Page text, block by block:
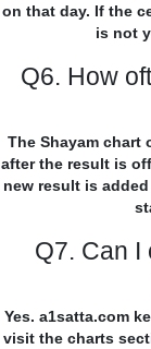
on that day. If the
is not
Q6. How
The Shayam chart
after the result is
new result is
Q7. Can I
Yes. a1satta.com
visit the charts